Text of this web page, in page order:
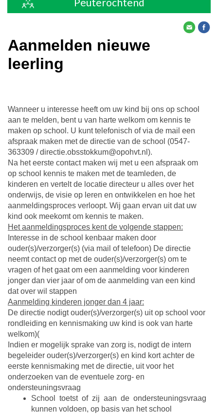
Aanmelden nieuwe
leerling
Wanneer u interesse heeft om uw kind bij ons op school
aan te melden, bent u van harte welkom om kennis te
maken op school. U kunt telefonisch of via de mail een
afspraak maken met de directie van de school (0547-
363309 / directie.obsstokkum@opohvt.nl).
Na het eerste contact maken wij met u een afspraak om
op school kennis te maken met de teamleden, de
kinderen en vertelt de locatie directeur u alles over het
onderwijs, de visie op leren en ontwikkelen en hoe het
aanmeldingsproces verloopt. Wij gaan ervan uit dat uw
kind ook meekomt om kennis te maken.
Het aanmeldingsproces kent de volgende stappen:
Interesse in de school kenbaar maken door
ouder(s)/verzorger(s) (via mail of telefoon) De directie
neemt contact op met de ouder(s)/verzorger(s) om te
vragen of het gaat om een aanmelding voor kinderen
jonger dan vier jaar of om de aanmelding van een kind
dat over wil stappen
Aanmelding kinderen jonger dan 4 jaar:
De directie nodigt ouder(s)/verzorger(s) uit op school voor
rondleiding en kennismaking uw kind is ook van harte
welkom)(
Indien er mogelijk sprake van zorg is, nodigt de intern
begeleider ouder(s)/verzorger(s) en kind kort achter de
eerste kennismaking met de directie, uit voor het
onderzoeken van de eventuele zorg- en
ondersteuningsvraag
School toetst of zij aan de ondersteuningsvraag
kunnen voldoen, op basis van het school